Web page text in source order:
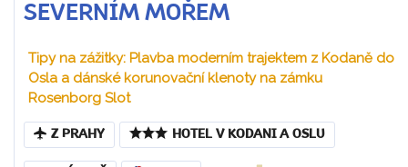
SEVERNÍM MOŘEM
Tipy na zážitky: Plavba moderním trajektem z Kodaně do
Osla a dánské korunovační klenoty na zámku
Rosenborg Slot
Z PRAHY HOTEL V KODANI A OSLU